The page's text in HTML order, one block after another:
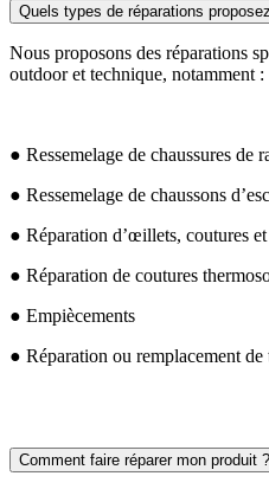
Quels types de réparations
Nous proposons des réparations
outdoor et technique, notamment :
● Ressemelage de chaussures de
● Ressemelage de chaussons
● Réparation d’œillets, coutures
● Réparation de coutures
● Empiècements
● Réparation ou remplacement de
Comment faire réparer mon produit ?